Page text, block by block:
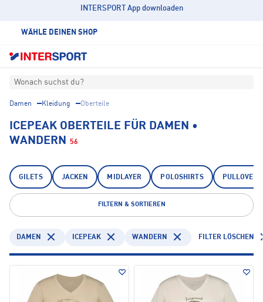
INTERSPORT App downloaden
WÄHLE DEINEN SHOP
Wonach suchst du?
Damen Kleidung Oberteile
ICEPEAK OBERTEILE FÜR DAMEN •
WANDERN 56
GILETS JACKEN MIDLAYER POLOSHIRTS PULLOVER
FILTERN & SORTIEREN
DAMEN ICEPEAK WANDERN FILTER LÖSCHEN